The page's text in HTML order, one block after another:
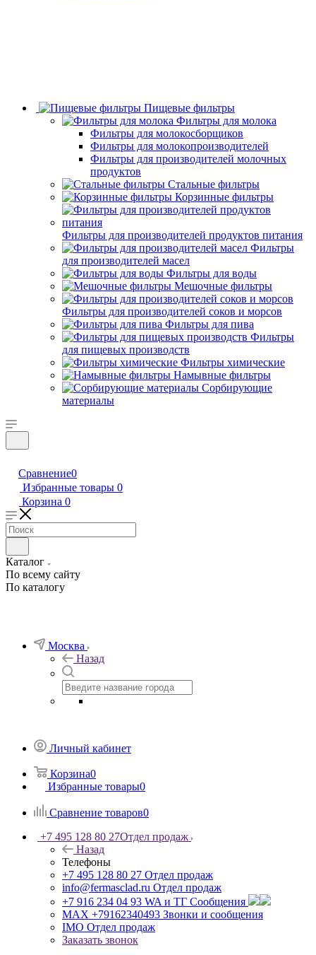
Пищевые фильтры
Фильтры для молока
Фильтры для молокосборщиков
Фильтры для молокопроизводителей
Фильтры для производителей молочных
продуктов
Стальные фильтры
Корзинные фильтры
Фильтры для производителей продуктов питания
Фильтры
для производителей масел
Фильтры для воды
Мешочные фильтры
Фильтры для производителей соков и морсов
Фильтры для пива
Фильтры
для пищевых производств
Фильтры химические
Намывные фильтры
Сорбирующие
материалы
Сравнение0
Избранные товары 0
Корзина 0
Каталог
По всему сайту
По каталогу
Москва
Назад
Личный кабинет
Корзина0
Избранные товары0
Сравнение товаров0
+7 495 128 80 27Отдел продаж
Назад
Телефоны
+7 495 128 80 27 Отдел продаж
info@fermasclad.ru Отдел продаж
+7 916 234 04 93 WA и ТГ Сообщения
MAX +79162340493 Звонки и сообщения
IMO Отдел продаж
Заказать звонок